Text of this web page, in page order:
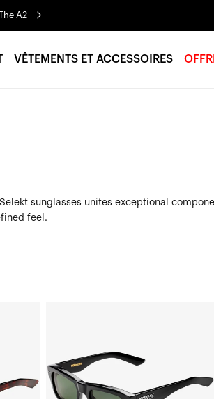
A2
VÊTEMENTS ET ACCESSOIRES
sunglasses unites exceptional
feel.
gris-
vert